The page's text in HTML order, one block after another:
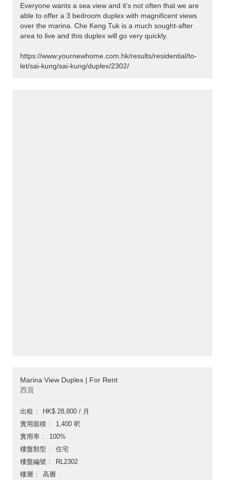
Everyone wants a sea view and it's not often that we are
able to offer a 3 bedroom duplex with magnificent views
over the marina. Che Keng Tuk is a much sought-after
area to live and this duplex will go very quickly.
https://www.yournewhome.com.hk/results/residential/to-
let/sai-kung/sai-kung/duplex/2302/
Marina View Duplex | For Rent
西貢
出租
HK$ 28,800 / 月
實用面積
1,400 呎
實用率
100%
樓盤類型
住宅
樓盤編號
RL2302
樓層
高層